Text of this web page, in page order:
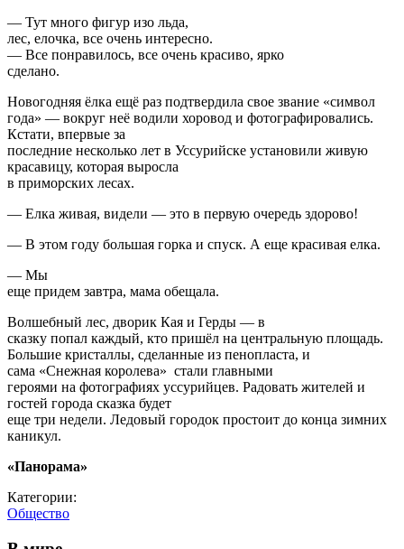
— Тут много фигур изо льда,
лес, елочка, все очень интересно.
— Все понравилось, все очень красиво, ярко
сделано.
Новогодняя ёлка ещё раз подтвердила свое звание «символ
года» — вокруг неё водили хоровод и фотографировались.
Кстати, впервые за
последние несколько лет в Уссурийске установили живую
красавицу, которая выросла
в приморских лесах.
— Елка живая, видели — это в первую очередь здорово!
— В этом году большая горка и спуск. А еще красивая елка.
— Мы
еще придем завтра, мама обещала.
Волшебный лес, дворик Кая и Герды — в
сказку попал каждый, кто пришёл на центральную площадь.
Большие кристаллы, сделанные из пенопласта, и
сама «Снежная королева» стали главными
героями на фотографиях уссурийцев. Радовать жителей и
гостей города сказка будет
еще три недели. Ледовый городок простоит до конца зимних
каникул.
«Панорама»
Категории:
Общество